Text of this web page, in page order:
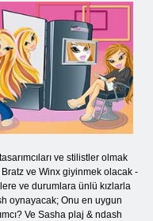
ve stilistler olmak
ve Winx giyinmek olacak -
ve durumlara ünlü kızlarla
oynayacak; Onu en uygun
Ve Sasha plaj & ndash